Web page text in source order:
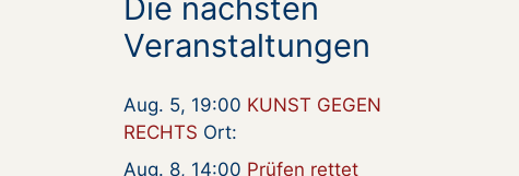
Die nächsten
Veranstaltungen
Aug. 5, 19:00 KUNST GEGEN
RECHTS Ort:
Aug. 8, 14:00 Prüfen rettet